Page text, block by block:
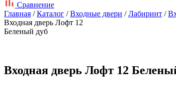
Сравнение
Главная /Каталог /Входные двери /Лабиринт /
Входная дверь Лофт 12
Беленый дуб
Входная дверь Лофт 12